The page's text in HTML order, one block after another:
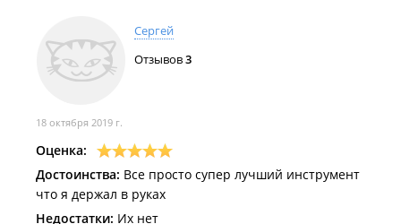
Сергей
Отзывов3
18 октября 2019 г.
Оценка:
Достоинства: Все просто супер лучший инструмент
что я держал в руках
Недостатки: Их нет